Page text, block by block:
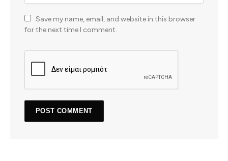
Save my name, email, and website in this browser
for the next time I comment.